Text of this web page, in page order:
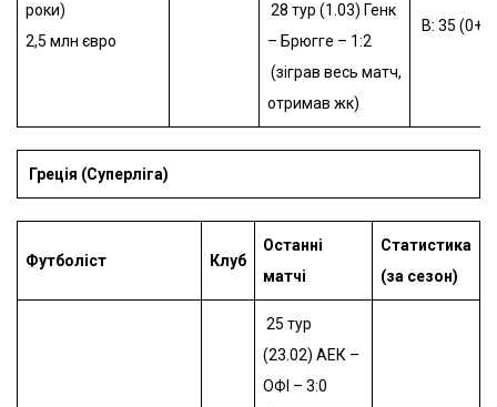
роки)
2,5 млн євро
28 тур (1.03) Генк
– Брюгге – 1:2
(зіграв весь матч,
отримав жк)
В: 35 (0+3)
Греція (Суперліга)
Футболіст Клуб
Останні
матчі
Статистика
(за сезон)
25 тур
(23.02) АЕК –
ОФІ – 3:0